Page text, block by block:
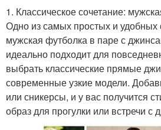
1. Классическое сочетание:
Одно из самых простых и удобных
мужская футболка в паре с
идеально подходит для
выбрать классические прямые
современные узкие модели.
или сникерсы, и у вас получится
образ для прогулки или встречи с